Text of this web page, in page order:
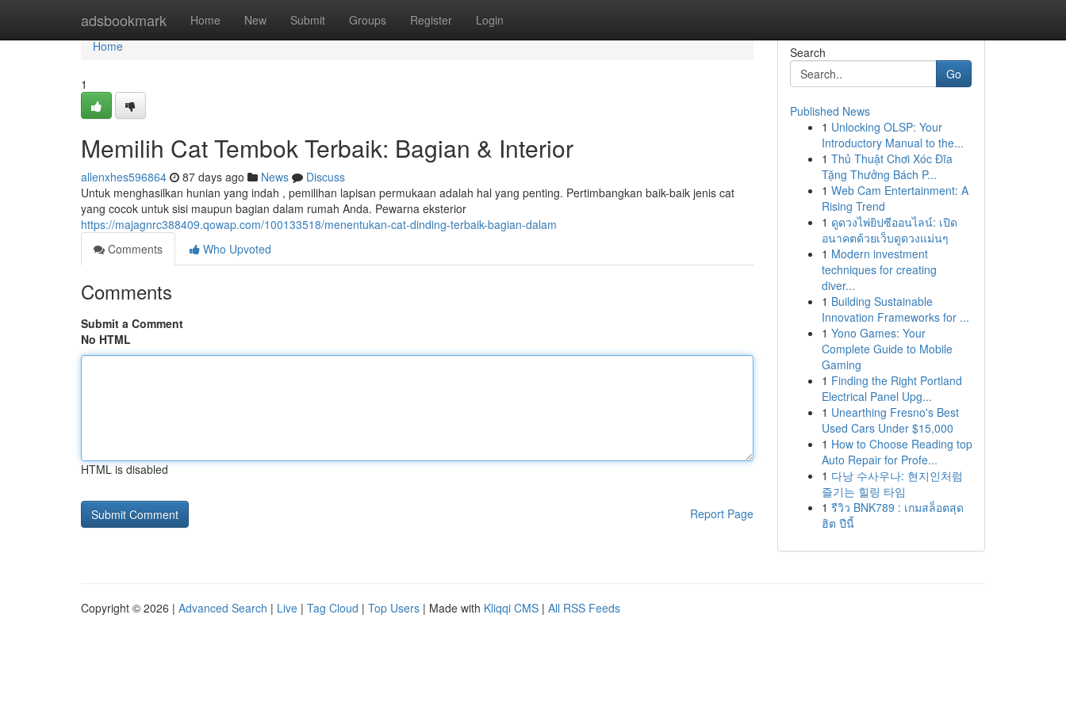
adsbookmark Home New Submit Groups Register Login
Home
Home
1
Memilih Cat Tembok Terbaik: Bagian & Interior
allenxhes596864 87 days ago News
Discuss
Untuk menghasilkan hunian yang indah , pemilihan lapisan permukaan adalah hal yang penting. Pertimbangkan baik-baik jenis cat
yang cocok untuk sisi maupun bagian dalam rumah Anda. Pewarna eksterior
https://majagnrc388409.qowap.com/100133518/menentukan-cat-dinding-terbaik-bagian-dalam
Comments
Who Upvoted
Comments
Submit a Comment
No HTML
HTML is disabled
Report Page
Search
Go
Published News
1 Unlocking OLSP: Your
Introductory Manual to the...
1 Thủ Thuật Chơi Xóc Đĩa
Tặng Thưởng Bách P...
1 Web Cam Entertainment: A
Rising Trend
1 ดูดวงไพ่ยิปซีออนไลน์: เปิด
อนาคตด้วยเว็บดูดวงแม่นๆ
1 Modern investment
techniques for creating
diver...
1 Building Sustainable
Innovation Frameworks for ...
1 Yono Games: Your
Complete Guide to Mobile
Gaming
1 Finding the Right Portland
Electrical Panel Upg...
1 Unearthing Fresno's Best
Used Cars Under $15,000
1 How to Choose Reading top
Auto Repair for Profe...
1 다낭 수사우나: 현지인처럼
즐기는 힐링 타임
1 รีวิว BNK789 : เกมสล็อตสุด
ฮิต ปีนี้
Copyright © 2026 | Advanced Search | Live | Tag Cloud | Top Users | Made with Kliqqi CMS | All RSS Feeds